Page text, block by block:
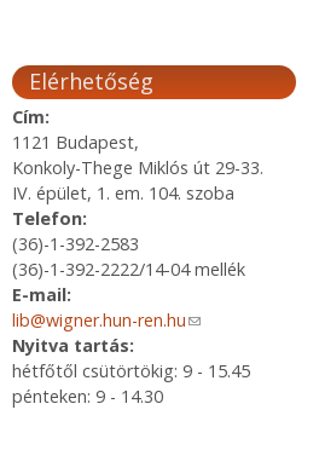
Elérhetőség
Cím:
1121 Budapest,
Konkoly-Thege Miklós út 29-33.
IV. épület, 1. em. 104. szoba
Telefon:
(36)-1-392-2583
(36)-1-392-2222/14-04 mellék
E-mail:
lib@wigner.hun-ren.hu(link sends e-mail)
Nyitva tartás:
hétfőtől csütörtökig: 9 - 15.45
pénteken: 9 - 14.30